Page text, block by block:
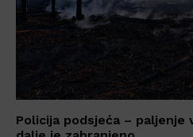
Policija podsjeća –